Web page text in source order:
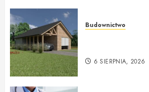
Budownictwo
6 SIERPNIA, 2026